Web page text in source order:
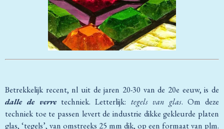
Betrekkelijk recent, nl uit de jaren 20-30 van de 20e eeuw, is de
dalle de verretechniek. Letterlijk: tegels van glas. Om deze
techniek toe te passen levert de industrie dikke gekleurde platen
glas, ‘tegels’, van omstreeks 25 mm dik, op een formaat van plm.